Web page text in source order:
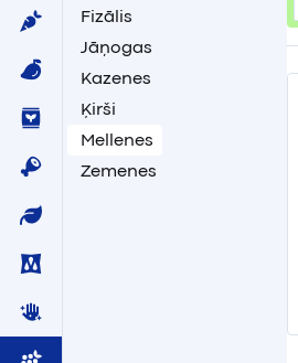
Fizālis
Jāņogas
Kazenes
Ķirši
Mellenes
Zemenes